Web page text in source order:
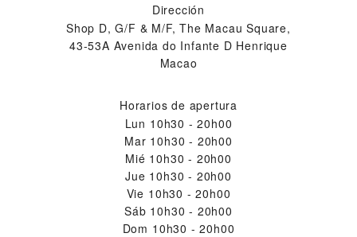
Dirección
Shop D, G/F & M/F, The Macau Square,
43-53A Avenida do Infante D Henrique
Macao
Horarios de apertura
Lun 10h30 - 20h00
Mar 10h30 - 20h00
Mié 10h30 - 20h00
Jue 10h30 - 20h00
Vie 10h30 - 20h00
Sáb 10h30 - 20h00
Dom 10h30 - 20h00